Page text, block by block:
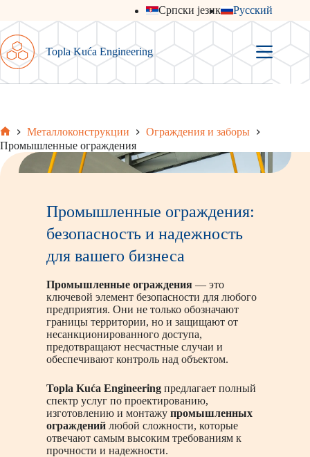
сути
Српски језик Русский
Topla Kuća Engineering
Главная
Металлоконструкции
Ограждения и заборы
Промышленные ограждения
Промышленные ограждения:
безопасность и надежность
для вашего бизнеса
Промышленные ограждения— это
ключевой элемент безопасности для любого
предприятия. Они не только обозначают
границы территории, но и защищают от
несанкционированного доступа,
предотвращают несчастные случаи и
обеспечивают контроль над объектом.
Topla Kuća Engineeringпредлагает полный
спектр услуг по проектированию,
изготовлению и монтажу промышленных
огражденийлюбой сложности, которые
отвечают самым высоким требованиям к
прочности и надежности.